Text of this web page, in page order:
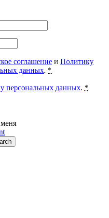
соглашение и Политику
данных. *
персональных данных. *